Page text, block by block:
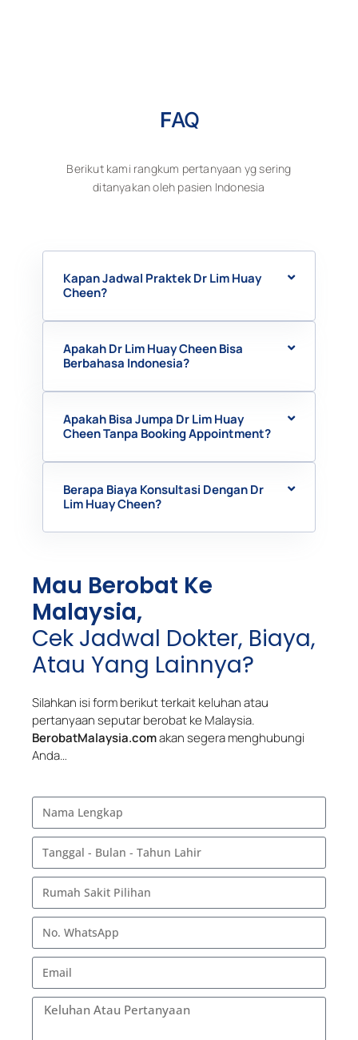
FAQ
Berikut kami rangkum pertanyaan yg sering
ditanyakan oleh pasien Indonesia
Kapan Jadwal Praktek Dr Lim Huay
Cheen?
Apakah Dr Lim Huay Cheen Bisa
Berbahasa Indonesia?
Apakah Bisa Jumpa Dr Lim Huay
Cheen Tanpa Booking Appointment?
Berapa Biaya Konsultasi Dengan Dr
Lim Huay Cheen?
Mau Berobat Ke
Malaysia,
Cek Jadwal Dokter, Biaya,
Atau Yang Lainnya?
Silahkan isi form berikut terkait keluhan atau
pertanyaan seputar berobat ke Malaysia.
BerobatMalaysia.comakan segera menghubungi
Anda…